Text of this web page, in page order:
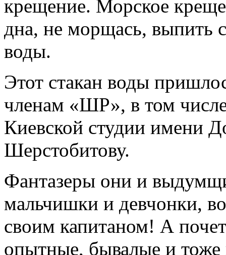
крещение. Морское
дна, не морщась, выпить
воды.
Этот стакан воды
членам «ШР», в том
Киевской студии имени
Шерстобитову.
Фантазеры они и
мальчишки и девчонки,
своим капитаном! А
опытные, бывалые и